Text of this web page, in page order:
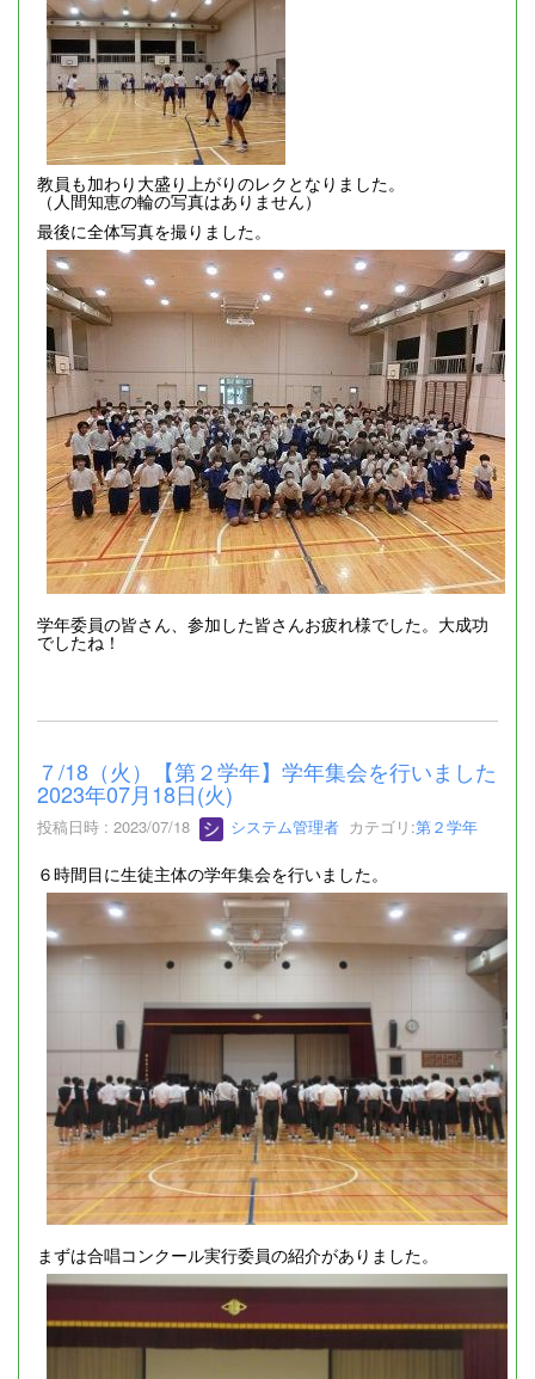
教員も加わり大盛り上がりのレクとなりました。
（人間知恵の輪の写真はありません）
最後に全体写真を撮りました。
学年委員の皆さん、参加した皆さんお疲れ様でした。大成功
でしたね！
７/18（火）【第２学年】学年集会を行いました
2023年07月18日(火)
投稿日時 : 2023/07/18 システム管理者 カテゴリ:第２学年
６時間目に生徒主体の学年集会を行いました。
まずは合唱コンクール実行委員の紹介がありました。